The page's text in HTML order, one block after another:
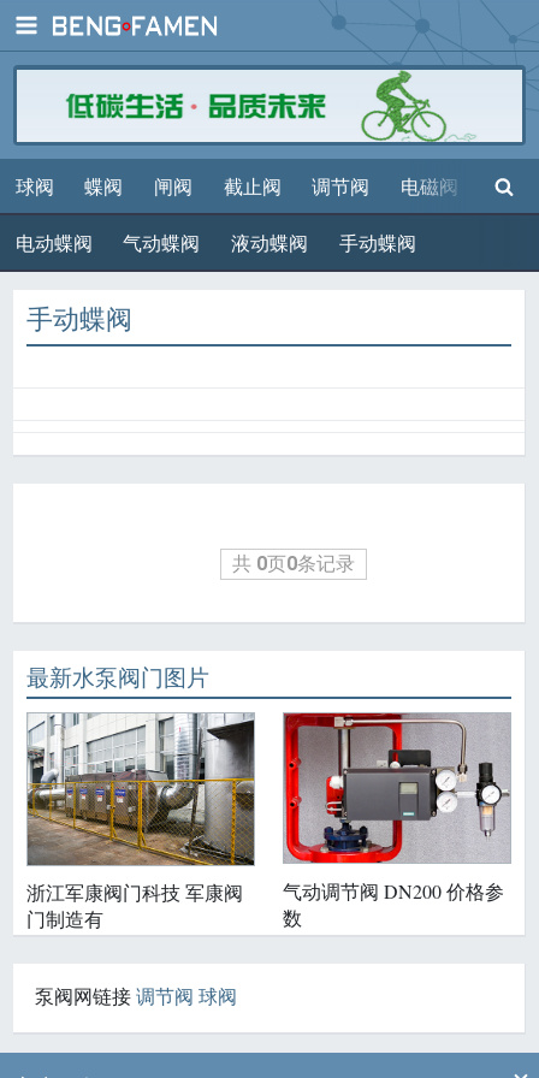
展开
球阀 蝶阀 闸阀 截止阀 调节阀 电磁阀 减压
搜索
电动蝶阀 气动蝶阀 液动蝶阀 手动蝶阀
手动蝶阀
共 0页0条记录
最新水泵阀门图片
浙江军康阀门科技 军康阀
门制造有
气动调节阀 DN200 价格参
数
泵阀网链接 调节阀 球阀